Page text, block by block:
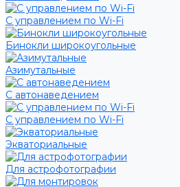
С управлением по Wi-Fi
Бинокли широкоугольные
Азимутальные
С автонаведением
С управлением по Wi-Fi
Экваториальные
Для астрофотографии